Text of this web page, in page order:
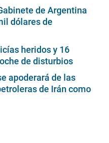
de Argentina
dólares de
heridos y 16
de disturbios
apoderará de las
de Irán como